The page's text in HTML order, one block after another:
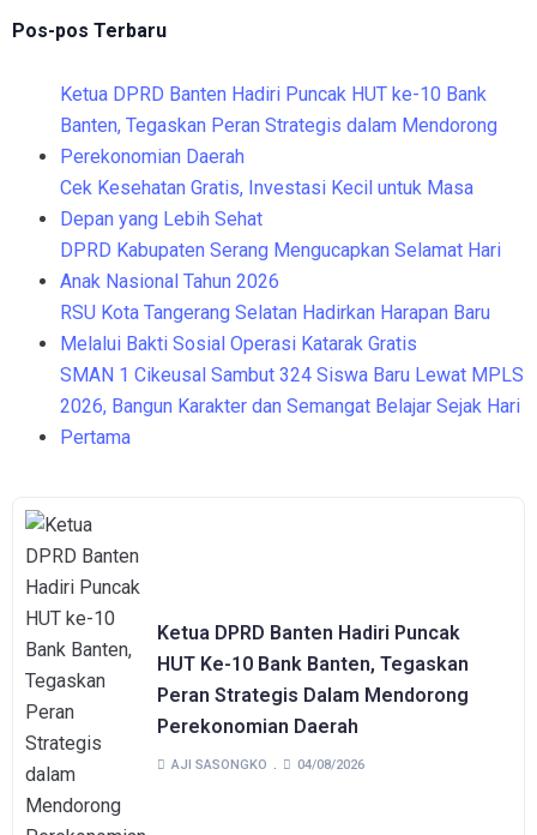
Pos-pos Terbaru
Ketua DPRD Banten Hadiri Puncak HUT ke-10 Bank
Banten, Tegaskan Peran Strategis dalam Mendorong
Perekonomian Daerah
Cek Kesehatan Gratis, Investasi Kecil untuk Masa
Depan yang Lebih Sehat
DPRD Kabupaten Serang Mengucapkan Selamat Hari
Anak Nasional Tahun 2026
RSU Kota Tangerang Selatan Hadirkan Harapan Baru
Melalui Bakti Sosial Operasi Katarak Gratis
SMAN 1 Cikeusal Sambut 324 Siswa Baru Lewat MPLS
2026, Bangun Karakter dan Semangat Belajar Sejak Hari
Pertama
Ketua DPRD Banten Hadiri Puncak
HUT Ke-10 Bank Banten, Tegaskan
Peran Strategis Dalam Mendorong
Perekonomian Daerah
AJI SASONGKO 04/08/2026